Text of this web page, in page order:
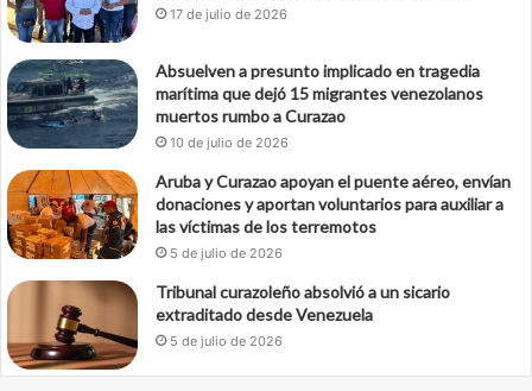
17 de julio de 2026
Absuelven a presunto implicado en tragedia
marítima que dejó 15 migrantes venezolanos
muertos rumbo a Curazao
10 de julio de 2026
Aruba y Curazao apoyan el puente aéreo, envían
donaciones y aportan voluntarios para auxiliar a
las víctimas de los terremotos
5 de julio de 2026
Tribunal curazoleño absolvió a un sicario
extraditado desde Venezuela
5 de julio de 2026